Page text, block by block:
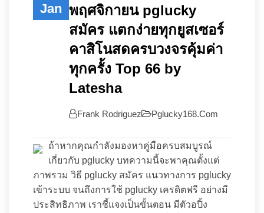
Jan พฤศจิกายน pglucky
สมัคร แตกง่ายทุกยูสเซอร์
คาสิโนสดครบวงจรคุ้มค่า
ทุกครั้ง Top 66 by
Latesha
Frank Rodriguez Pglucky168.com
ถ้าหากคุณกำลังมองหาคู่มือครบสมบูรณ์
เกี่ยวกับ pglucky บทความนี้จะพาคุณตั้งแต่
ภาพรวม วิธี pglucky สมัคร แนวทางการ pglucky
เข้าระบบ จนถึงการใช้ pglucky เครดิตฟรี อย่างมี
ประสิทธิภาพ เราชี้แจงเป็นขั้นตอน มีตัวอปิ้ง